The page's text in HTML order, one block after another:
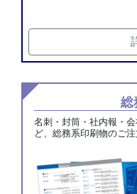
総
名刺・封筒・社内報・
ど、総務系印刷物のご注